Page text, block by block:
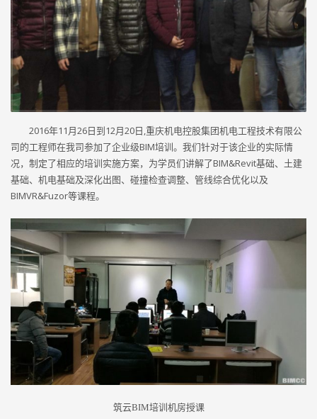
2016年11月26日到12月20日,重庆机电控股集团机电工程技术有限公
司的工程师在我司参加了企业级BIM培训。我们针对于该企业的实际情
况，制定了相应的培训实施方案，为学员们讲解了BIM&Revit基础、土建
基础、机电基础及深化出图、碰撞检查调整、管线综合优化以及
BIMVR&Fuzor等课程。
筑云BIM培训机房授课